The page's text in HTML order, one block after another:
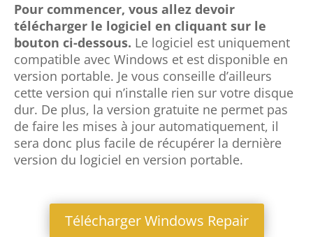
Pour commencer, vous allez devoir
télécharger le logiciel en cliquant sur le
bouton ci-dessous. Le logiciel est uniquement
compatible avec Windows et est disponible en
version portable. Je vous conseille d’ailleurs
cette version qui n’installe rien sur votre disque
dur. De plus, la version gratuite ne permet pas
de faire les mises à jour automatiquement, il
sera donc plus facile de récupérer la dernière
version du logiciel en version portable.
Télécharger Windows Repair